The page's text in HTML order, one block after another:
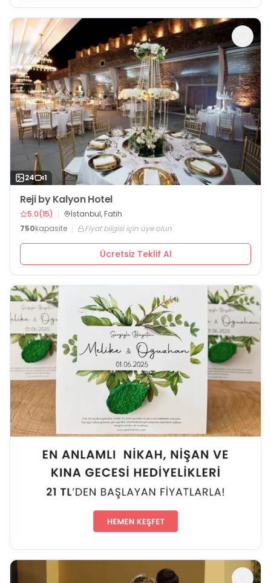
24 1
Reji by Kalyon Hotel
5.0(15)
İstanbul, Fatih
750kapasite Fiyat bilgisi için üye olun
Ücretsiz Teklif Al